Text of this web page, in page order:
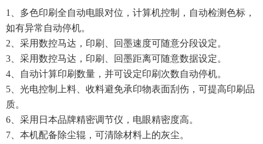
1、多色印刷全自动电眼对位，计算机控制，自动检测色标，
如有异常自动停机。
2、采用数控马达，印刷、回墨速度可随意分段设定。
3、采用数控马达，印刷、回墨距离可随意数据设定。
4、自动计算印刷数量，并可设定印刷次数自动停机。
5、光电控制上料、收料避免承印物表面刮伤，可提高印刷品
质。
6、采用日本品牌精密调节仪，电眼精密度高。
7、本机配备除尘辊，可清除材料上的灰尘。